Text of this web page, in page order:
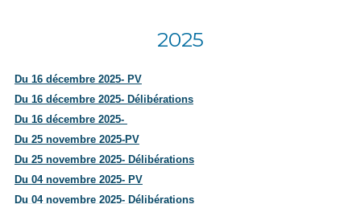
2025
Du 16 décembre 2025- PV
Du 16 décembre 2025- Délibérations
Du 16 décembre 2025-
Du 25 novembre 2025-PV
Du 25 novembre 2025- Délibérations
Du 04 novembre 2025- PV
Du 04 novembre 2025- Délibérations